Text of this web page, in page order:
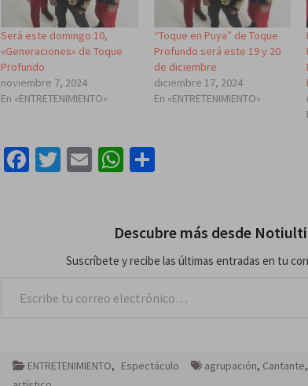
Será este domingo 10,
«Generaciones» de Toque
Profundo
noviembre 7, 2024
En «ENTRETENIMIENTO»
“Toque en Puya” de Toque
Profundo será este 19 y 20
de diciembre
diciembre 17, 2024
En «ENTRETENIMIENTO»
Facebook
Twitter
EmailWhatsApp
Descubre más desde
Suscríbete y recibe las últimas entradas en tu
ENTRETENIMIENTO, Espectáculo agrupación, Cantante,